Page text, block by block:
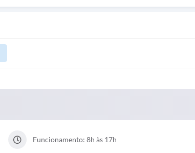
Funcionamento: 8h às 17h